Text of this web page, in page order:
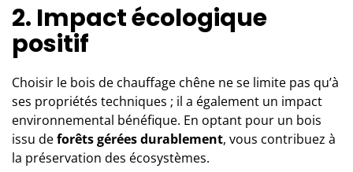
2. Impact écologique
positif
Choisir le bois de chauffage chêne ne se limite pas qu’à
ses propriétés techniques ; il a également un impact
environnemental bénéfique. En optant pour un bois
issu deforêts gérées durablement, vous contribuez à
la préservation des écosystèmes.